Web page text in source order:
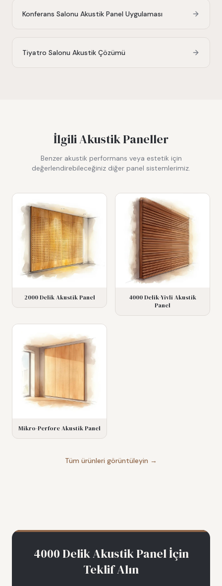
Konferans Salonu Akustik Panel Uygulaması
Tiyatro Salonu Akustik Çözümü
İlgili Akustik Paneller
Benzer akustik performans veya estetik için
değerlendirebileceğiniz diğer panel sistemlerimiz.
2000 Delik Akustik Panel
4000 Delik-Yivli Akustik
Panel
Mikro-Perfore Akustik Panel
Tüm ürünleri görüntüleyin →
4000 Delik Akustik Panelİçin
Teklif Alın